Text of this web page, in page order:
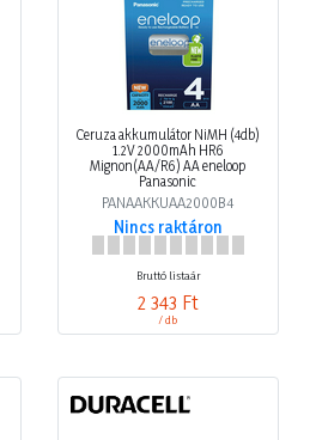
Ceruza akkumulátor NiMH (4db)
1.2V 2000mAh HR6
Mignon(AA/R6) AA eneloop
Panasonic
PANAAKKUAA2000B4
Nincs raktáron
Bruttó listaár
2 343 Ft
/ db